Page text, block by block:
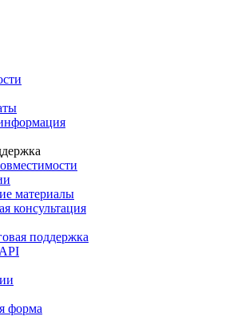
материалы
консультация
поддержка
форма